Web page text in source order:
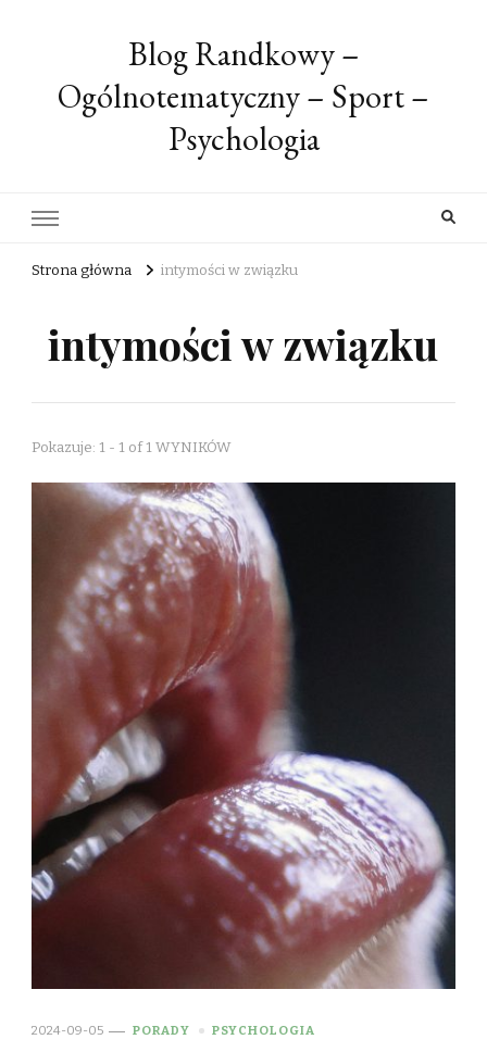
Blog Randkowy –
Ogólnotematyczny – Sport –
Psychologia
Strona główna intymości w związku
intymości w związku
Pokazuje: 1 - 1 of 1 WYNIKÓW
2024-09-05 PORADY PSYCHOLOGIA